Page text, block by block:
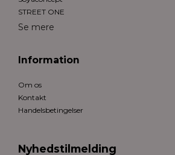
STREET ONE
Se mere
Information
Om os
Kontakt
Handelsbetingelser
Nyhedstilmelding